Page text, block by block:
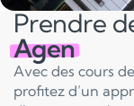
Prendre
Agen
Avec des cours
profitez d’un